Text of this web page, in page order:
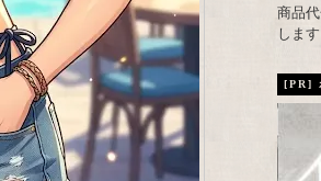
商品
しま
[PR]